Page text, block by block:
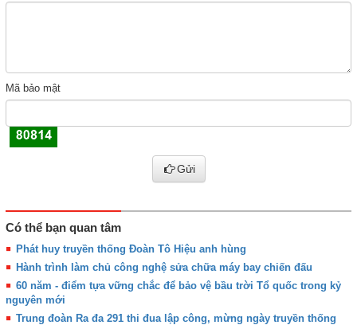
Mã bảo mật
Gửi
Có thể bạn quan tâm
Phát huy truyền thống Đoàn Tô Hiệu anh hùng
Hành trình làm chủ công nghệ sửa chữa máy bay chiến đấu
60 năm - điểm tựa vững chắc để bảo vệ bầu trời Tổ quốc trong kỷ
nguyên mới
Trung đoàn Ra đa 291 thi đua lập công, mừng ngày truyền thống